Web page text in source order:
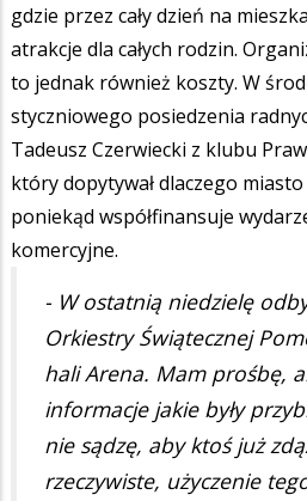
gdzie przez cały dzień na
atrakcje dla całych rodzin.
to jednak również koszty. W
styczniowego posiedzenia
Tadeusz Czerwiecki z klubu
który dopytywał dlaczego
poniekąd współfinansuje
komercyjne.
- W ostatnią niedzielę
Orkiestry Świątecznej
hali Arena. Mam prośbę,
informacje jakie były
nie sądzę, aby ktoś już
rzeczywiste, użyczenie